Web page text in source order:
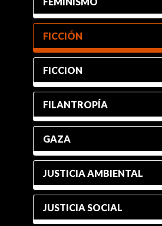
FICCIÓN
FICCION
FILANTROPÍA
GAZA
JUSTICIA AMBIENTAL
JUSTICIA SOCIAL